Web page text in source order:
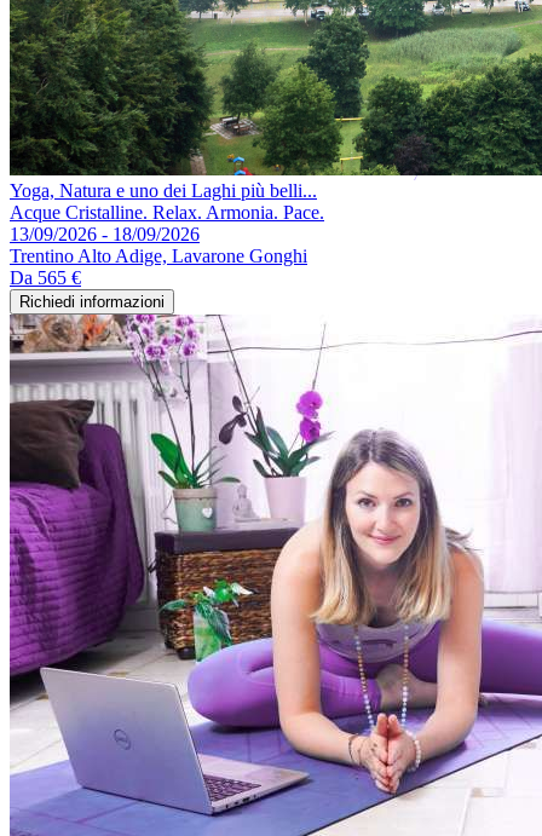
Yoga, Natura e uno dei Laghi più belli...
Acque Cristalline. Relax. Armonia. Pace.
13/09/2026 - 18/09/2026
Trentino Alto Adige, Lavarone Gonghi
Da 565 €
Richiedi informazioni